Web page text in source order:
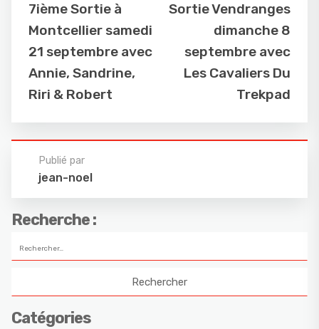
7ième Sortie à
Montcellier samedi
21 septembre avec
Annie, Sandrine,
Riri & Robert
Sortie Vendranges
dimanche 8
septembre avec
Les Cavaliers Du
Trekpad
Publié par
jean-noel
Recherche :
Catégories